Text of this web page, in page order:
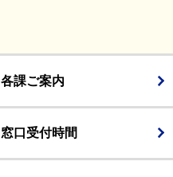
各課ご案内
窓口受付時間